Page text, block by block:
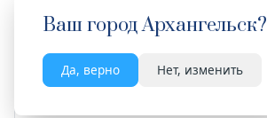
Ваш городАрхангельск?
Да, верно Нет, изменить
Весь сайт